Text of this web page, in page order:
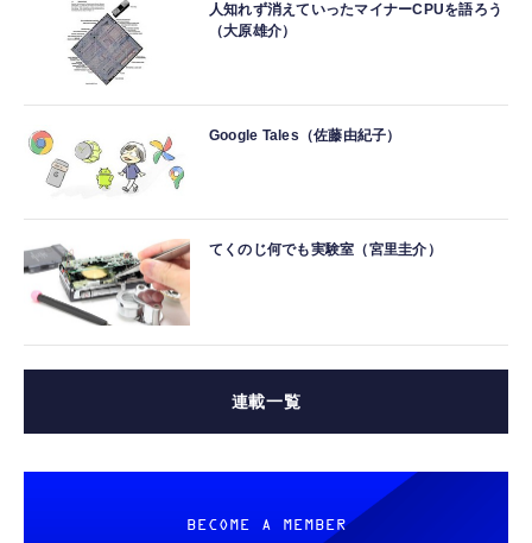
人知れず消えていったマイナーCPUを語ろう
（大原雄介）
Google Tales（佐藤由紀子）
てくのじ何でも実験室（宮里圭介）
連載一覧
BECOME A MEMBER